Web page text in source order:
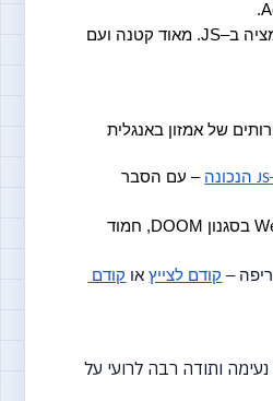
– כל השירותים של אמזון באנגלית
JS הנכונה
– עם הסבר
– משחק WebGL בסגנון DOOM, חמוד
– קודם לצייץ או קודם
ותודה רבה לרועי על